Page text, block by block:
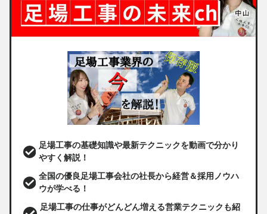
足場工事の基礎知識や最新テクニックを動画で分かり
やすく解説！
全国の優良足場工事会社の社長から経営＆採用ノウハ
ウが学べる！
足場工事の仕事がどんどん増える営業テクニックも紹